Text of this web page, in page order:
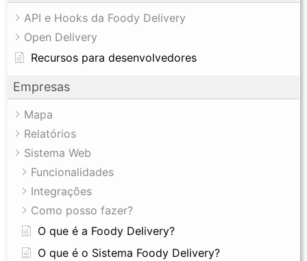
API e Hooks da Foody Delivery
Open Delivery
Recursos para desenvolvedores
Empresas
Mapa
Relatórios
Sistema Web
Funcionalidades
Integrações
Como posso fazer?
O que é a Foody Delivery?
O que é o Sistema Foody Delivery?